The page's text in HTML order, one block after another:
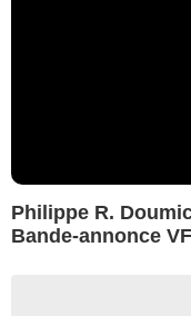
Philippe R.
Bande-annonce VF